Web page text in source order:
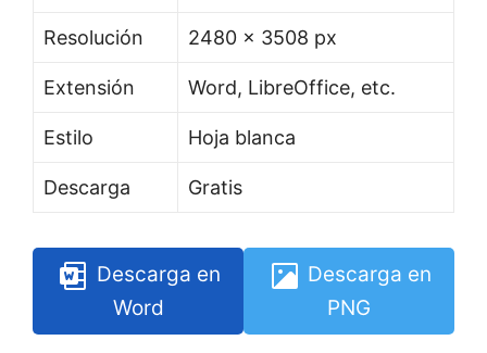
Resolución 2480 x 3508 px
Extensión Word, LibreOffice, etc.
Estilo Hoja blanca
Descarga Gratis
Descarga en
Word
Descarga en
PNG